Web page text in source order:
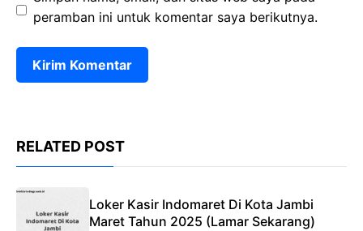
peramban ini untuk komentar saya berikutnya.
RELATED POST
Loker Kasir Indomaret Di Kota Jambi
Maret Tahun 2025 (Lamar Sekarang)